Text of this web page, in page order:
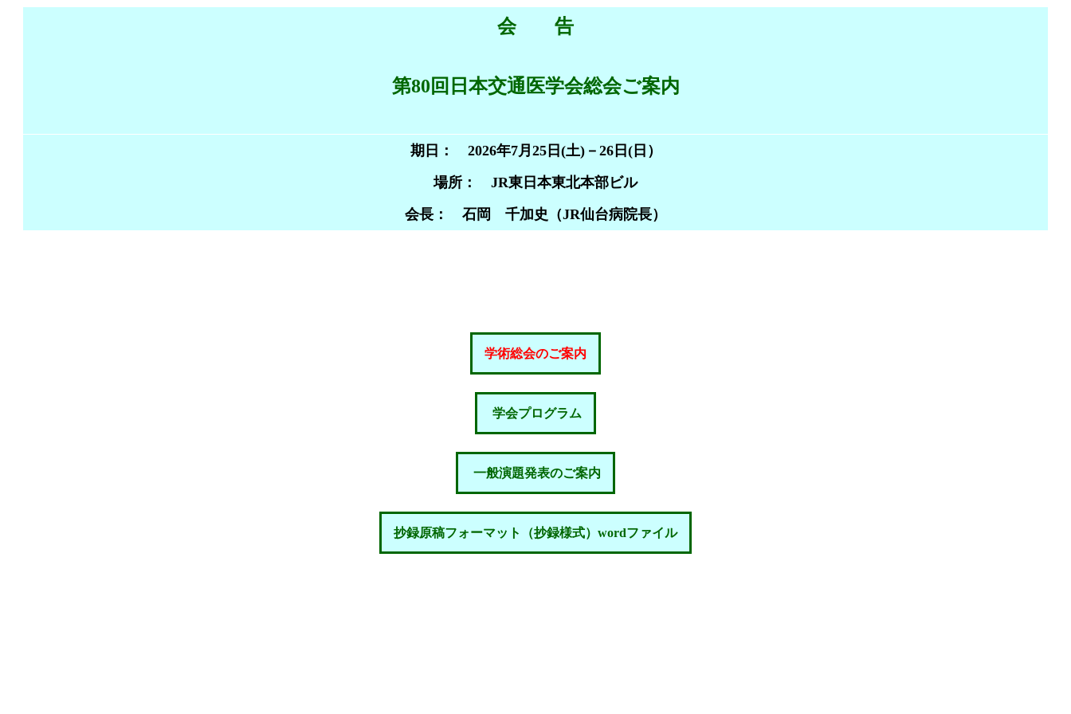
会 告
第80回日本交通医学会総会ご案内
期日： 2026年7月25日(土)－26日(日）
場所： JR東日本東北本部ビル
会長： 石岡 千加史（JR仙台病院長）
学術総会のご案内
学会プログラム
一般演題発表のご案内
抄録原稿フォーマット（抄録様式）wordファイル